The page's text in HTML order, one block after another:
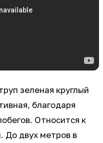
зеленая круглый
благодаря
Относится к
До двух метров в